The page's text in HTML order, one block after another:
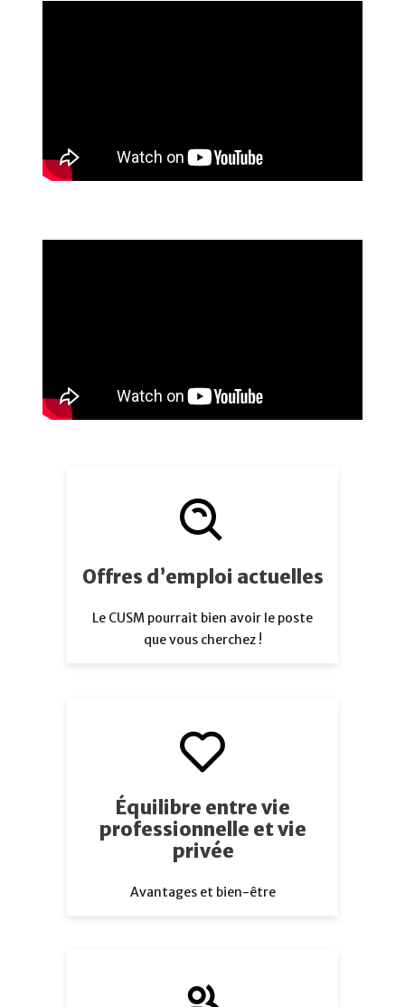
Offres d’emploi actuelles
Le CUSM pourrait bien avoir le poste
que vous cherchez !
Équilibre entre vie
professionnelle et vie
privée
Avantages et bien-être